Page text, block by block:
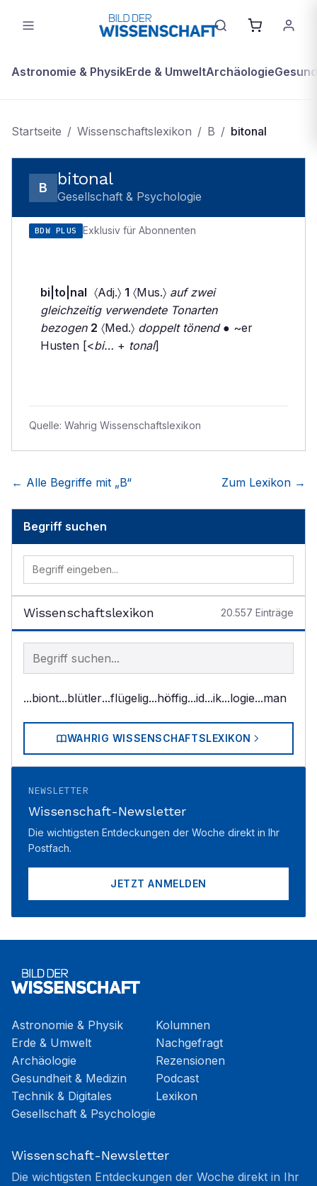
Astronomie & PhysikErde & UmweltArchäologie
Startseite / Wissenschaftslexikon / B / bitonal
B bitonal
Gesellschaft & Psychologie
BDW PLUS Exklusiv für Abonnenten
bi|to|nal 〈Adj.〉 1 〈Mus.〉 auf zwei
gleichzeitig verwendete Tonarten
bezogen 2 〈Med.〉 doppelt tönend● ~er
Husten [<bi… + tonal]
Quelle: Wahrig Wissenschaftslexikon
← Alle Begriffe mit „B“ Zum Lexikon →
Begriff suchen
Wissenschaftslexikon 20.557 Einträge
Begriff im Lexikon suchen
...biont...blütler...flügelig...höffig...id...ik...logie...man
WAHRIG WISSENSCHAFTSLEXIKON
NEWSLETTER
Wissenschaft-Newsletter
Die wichtigsten Entdeckungen der Woche direkt in Ihr
Postfach.
JETZT ANMELDEN
Astronomie & Physik
Erde & Umwelt
Archäologie
Gesundheit & Medizin
Technik & Digitales
Gesellschaft & Psychologie
Kolumnen
Nachgefragt
Rezensionen
Podcast
Lexikon
Wissenschaft-Newsletter
Die wichtigsten Entdeckungen der Woche direkt in Ihr